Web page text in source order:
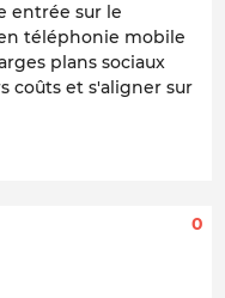
entrée sur le
téléphonie mobile
plans sociaux
coûts et s'aligner sur
0